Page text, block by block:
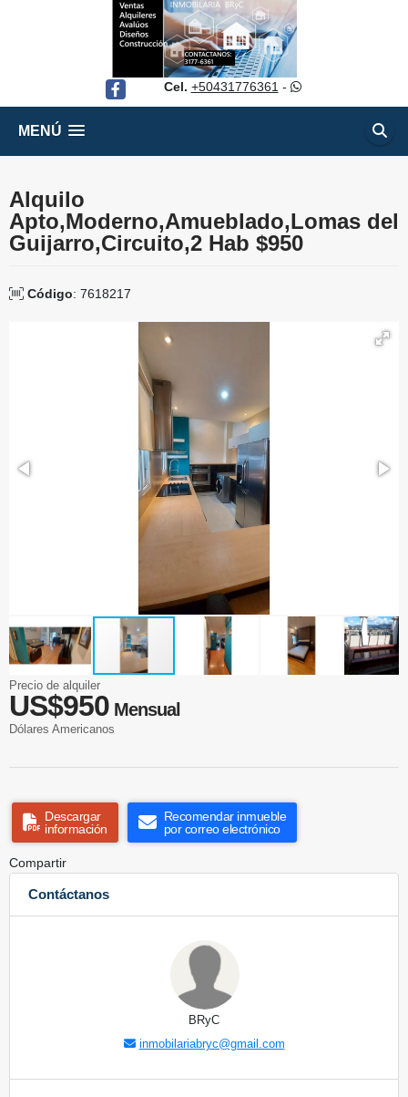
Facebook Cel. +50431776361 -
MENÚ
Alquilo
Apto,Moderno,Amueblado,Lomas del
Guijarro,Circuito,2 Hab $950
Código: 7618217
Precio de alquiler
US$950 Mensual
Dólares Americanos
Descargar
información
Recomendar inmueble
por correo electrónico
Compartir
Contáctanos
BRyC
inmobilariabryc@gmail.com